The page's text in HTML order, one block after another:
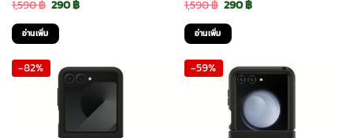
1,590฿ Original
price
was:
1,590 ฿.
290฿Current
290 ฿.
อ่านเพิ่ม
1,590฿ Original
price
was:
1,590 ฿.
290฿Current
290 ฿.
อ่านเพิ่ม
-82% -59%